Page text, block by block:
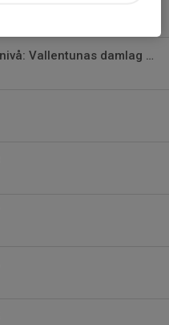
Tillsammans mot nästa nivå: Vallentunas damlag presenterar sin nya stab!